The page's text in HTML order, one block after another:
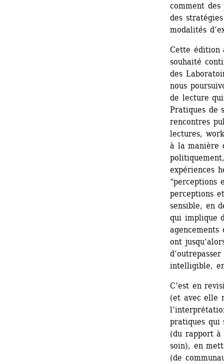
comment des
des
modalités
Cette édition
souhaité
des
nous
de lecture
Pratiques de
rencontres
lectures,
à la manière
expériences
“perceptions
perceptions
sensible, en
qui implique
agencements
ont
intelligible,
C’est en
(et avec elle
pratiques qui
(du rapport
soin), en
(de